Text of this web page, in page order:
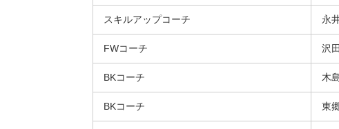
スキルアップコーチ 永
FWコーチ 沢
BKコーチ 木
BKコーチ 東